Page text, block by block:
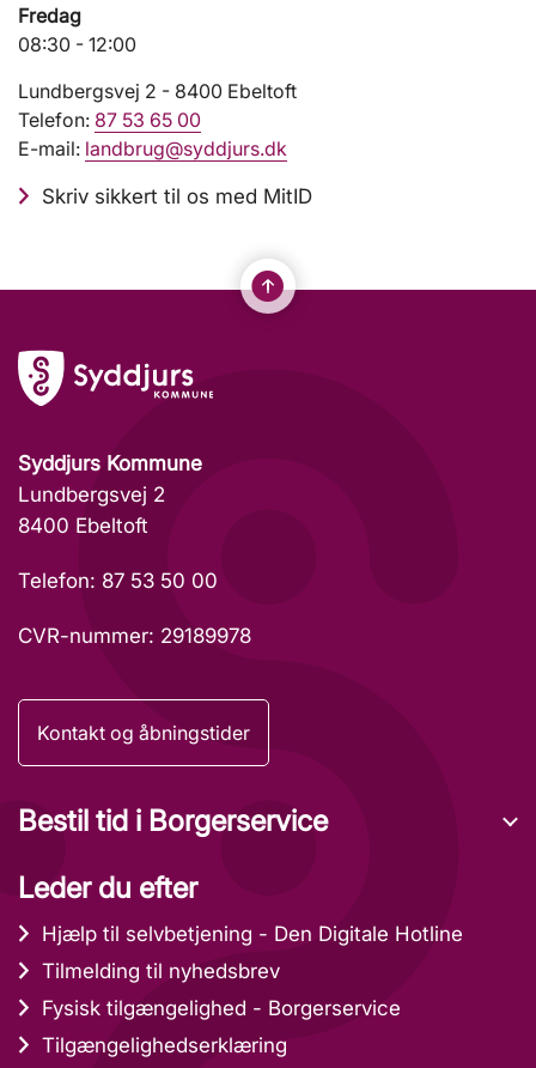
Fredag
08:30 - 12:00
Lundbergsvej 2 - 8400 Ebeltoft
Telefon: 87 53 65 00
E-mail: landbrug@syddjurs.dk
Skriv sikkert til os med MitID
Syddjurs Kommune
Lundbergsvej 2
8400 Ebeltoft
Telefon: 87 53 50 00
CVR-nummer: 29189978
Kontakt og åbningstider
Bestil tid i Borgerservice
Leder du efter
Hjælp til selvbetjening - Den Digitale Hotline
Tilmelding til nyhedsbrev
Fysisk tilgængelighed - Borgerservice
Tilgængelighedserklæring